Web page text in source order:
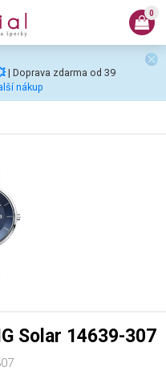
| Doprava zdarma od 39
nákup
0
Solar 14639-307